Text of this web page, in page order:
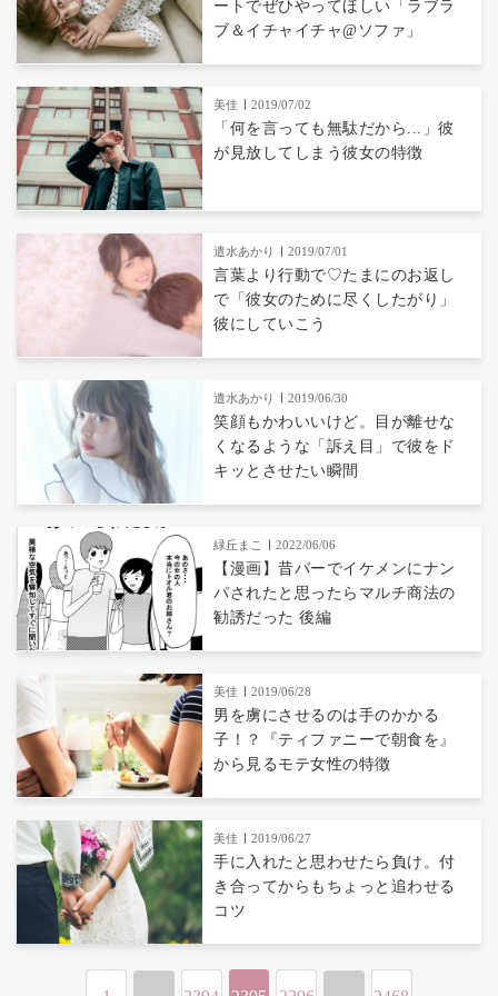
ートでぜひやってほしい「ラブラ
ブ＆イチャイチャ@ソファ」
美佳 2019/07/02
「何を言っても無駄だから...」彼
が見放してしまう彼女の特徴
遣水あかり 2019/07/01
言葉より行動で♡たまにのお返し
で「彼女のために尽くしたがり」
彼にしていこう
遣水あかり 2019/06/30
笑顔もかわいいけど。目が離せな
くなるような「訴え目」で彼をド
キッとさせたい瞬間
緑丘まこ 2022/06/06
【漫画】昔バーでイケメンにナン
パされたと思ったらマルチ商法の
勧誘だった 後編
美佳 2019/06/28
男を虜にさせるのは手のかかる
子！？『ティファニーで朝食を』
から見るモテ女性の特徴
美佳 2019/06/27
手に入れたと思わせたら負け。付
き合ってからもちょっと追わせる
コツ